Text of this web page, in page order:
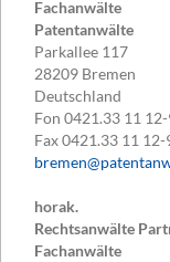
Fachanwälte
Patentanwälte
Parkallee 117
28209 Bremen
Deutschland
Fon 0421.33 11
Fax0421.33 11 12-
horak.
Rechtsanwälte
Fachanwälte